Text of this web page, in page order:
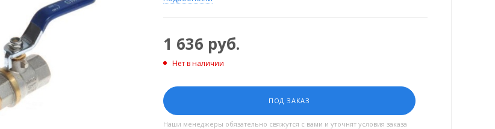
1 636 руб.
Нет в наличии
ПОД ЗАКАЗ
Наши менеджеры обязательно свяжутся с вами и уточнят условия заказа